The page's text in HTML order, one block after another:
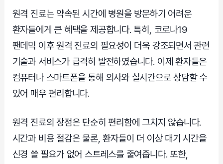
원격 진료는 약속된 시간에 병원을 방문하기 어려운
환자들에게 큰 혜택을 제공합니다. 특히, 코로나19
팬데믹 이후 원격 진료의 필요성이 더욱 강조되면서 관련
기술과 서비스가 급격히 발전하였습니다. 이제 환자들은
컴퓨터나 스마트폰을 통해 의사와 실시간으로 상담할 수
있어 매우 편리합니다.
원격 진료의 장점은 단순히 편리함에 그치지 않습니다.
시간과 비용 절감은 물론, 환자들이 더 이상 대기 시간을
신경 쓸 필요가 없어 스트레스를 줄여줍니다. 또한,